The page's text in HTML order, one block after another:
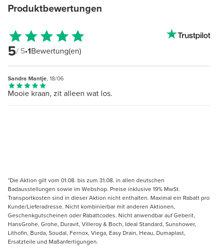
Produktbewertungen
5/ 5•1Bewertung(en)
Sandra Mantje, 18/06
Mooie kraan, zit alleen wat los.
*Die Aktion gilt vom 01.08. bis zum 31.08. in allen deutschen
Badausstellungen sowie im Webshop. Preise inklusive 19% MwSt.
Transportkosten sind in dieser Aktion nicht enthalten. Maximal ein Rabatt pro
Kunde/Lieferadresse. Nicht kombinierbar mit anderen Aktionen,
Geschenkgutscheinen oder Rabattcodes. Nicht anwendbar auf Geberit,
HansGrohe, Grohe, Duravit, Villeroy & Boch, Ideal Standard, Sunshower,
Lithofin, Burda, Soudal, Fernox, Viega, Easy Drain, Heau, Dumaplast,
Ersatzteile und Maßanfertigungen.